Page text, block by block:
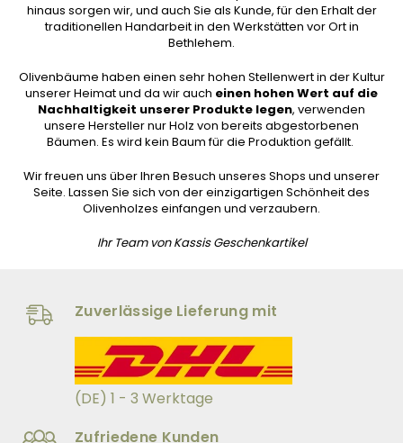
hinaus sorgen wir, und auch Sie als Kunde, für den Erhalt der
traditionellen Handarbeit in den Werkstätten vor Ort in
Bethlehem.
Olivenbäume haben einen sehr hohen Stellenwert in der Kultur
unserer Heimat und da wir auch einen hohen Wert auf die
Nachhaltigkeit unserer Produkte legen, verwenden
unsere Hersteller nur Holz von bereits abgestorbenen
Bäumen. Es wird kein Baum für die Produktion gefällt.
Wir freuen uns über Ihren Besuch unseres Shops und unserer
Seite. Lassen Sie sich von der einzigartigen Schönheit des
Olivenholzes einfangen und verzaubern.
Ihr Team von Kassis Geschenkartikel
Zuverlässige Lieferung mit
(DE) 1 - 3 Werktage
Zufriedene Kunden